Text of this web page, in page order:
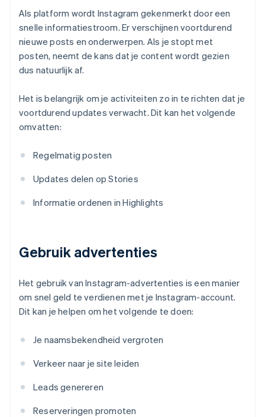
Als platform wordt Instagram gekenmerkt door een
snelle informatiestroom. Er verschijnen voortdurend
nieuwe posts en onderwerpen. Als je stopt met
posten, neemt de kans dat je content wordt gezien
dus natuurlijk af.
Het is belangrijk om je activiteiten zo in te richten dat je
voortdurend updates verwacht. Dit kan het volgende
omvatten:
Regelmatig posten
Updates delen op Stories
Informatie ordenen in Highlights
Gebruik advertenties
Het gebruik van Instagram-advertenties is een manier
om snel geld te verdienen met je Instagram-account.
Dit kan je helpen om het volgende te doen:
Je naamsbekendheid vergroten
Verkeer naar je site leiden
Leads genereren
Reserveringen promoten